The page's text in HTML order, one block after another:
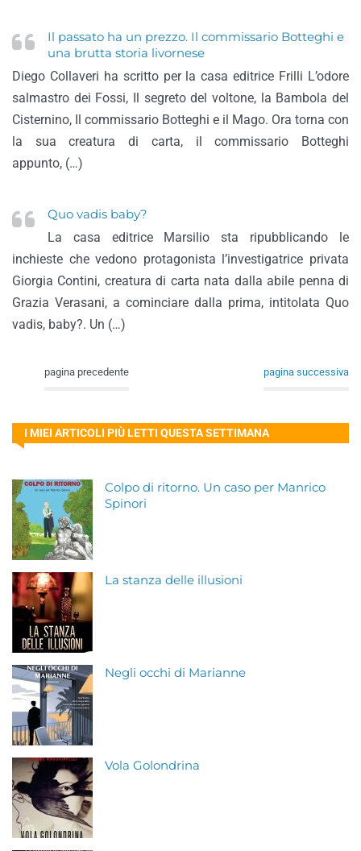
Il passato ha un prezzo. Il commissario Botteghi e
una brutta storia livornese
Diego Collaveri ha scritto per la casa editrice Frilli L’odore
salmastro dei Fossi, Il segreto del voltone, la Bambola del
Cisternino, Il commissario Botteghi e il Mago. Ora torna con
la sua creatura di carta, il commissario Botteghi
appunto, (…)
Quo vadis baby?
La casa editrice Marsilio sta ripubblicando le
inchieste che vedono protagonista l’investigatrice privata
Giorgia Contini, creatura di carta nata dalla abile penna di
Grazia Verasani, a cominciare dalla prima, intitolata Quo
vadis, baby?. Un (…)
pagina precedente pagina successiva
I MIEI ARTICOLI PIÙ LETTI QUESTA SETTIMANA
Colpo di ritorno. Un caso per Manrico
Spinori
La stanza delle illusioni
Negli occhi di Marianne
Vola Golondrina